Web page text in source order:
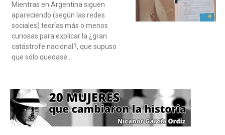
Mientras en Argentina siguen
apareciendo (según las redes
sociales) teorías más o menos
curiosas para explicar la ¿gran
catástrofe nacional?, que supuso
que sólo quedase…